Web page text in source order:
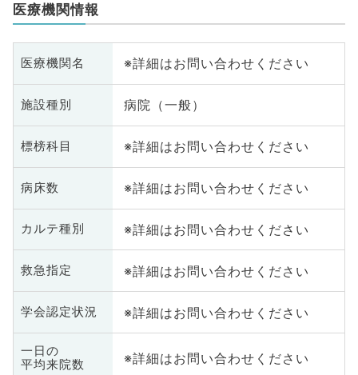
医療機関情報
医療機関名 ※詳細はお問い合わせください
施設種別 病院（一般）
標榜科目 ※詳細はお問い合わせください
病床数 ※詳細はお問い合わせください
カルテ種別 ※詳細はお問い合わせください
救急指定 ※詳細はお問い合わせください
学会認定状況 ※詳細はお問い合わせください
一日の
平均来院数
※詳細はお問い合わせください